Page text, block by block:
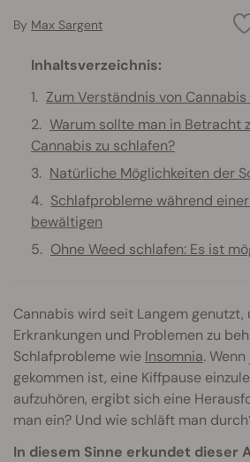
By Max Sargent
Inhaltsverzeichnis:
Zum Verständnis von
Warum sollte man in Betracht
Cannabis zu schlafen?
Natürliche Möglichkeiten der
Schlafprobleme während
bewältigen
Ohne Weed schlafen: Es ist
Cannabis wird seit Langem genutzt,
Erkrankungen und Problemen zu
Schlafprobleme wie Insomnia.
gekommen ist, eine Kiffpause
aufzuhören, ergibt sich eine
man ein? Und wie schläft man
In diesem Sinne erkundet dieser